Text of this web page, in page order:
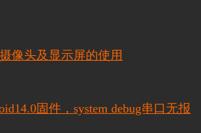
像头及显示屏的使用
固件，system debug串口无报